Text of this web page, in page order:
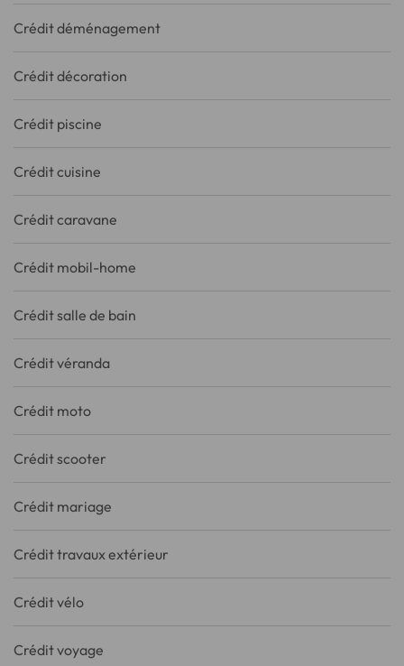
Crédit déménagement
Crédit décoration
Crédit piscine
Crédit cuisine
Crédit caravane
Crédit mobil-home
Crédit salle de bain
Crédit véranda
Crédit moto
Crédit scooter
Crédit mariage
Crédit travaux extérieur
Crédit vélo
Crédit voyage